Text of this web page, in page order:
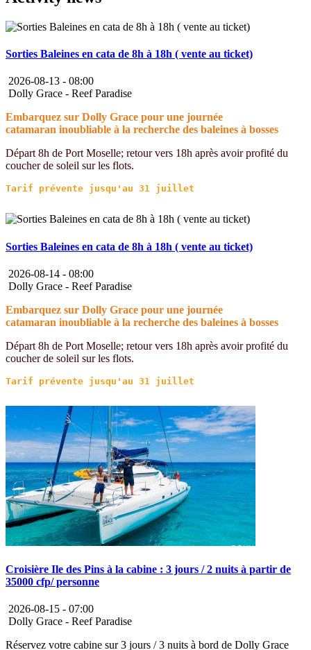
Sorties Baleines en cata de 8h à 18h ( vente au ticket)
2026-08-13 - 08:00
Dolly Grace - Reef Paradise
Embarquez sur Dolly Grace pour une journée
catamaran inoubliable à la recherche des baleines à bosses
Départ 8h de Port Moselle; retour vers 18h après avoir profité du
coucher de soleil sur les flots.
Sorties Baleines en cata de 8h à 18h ( vente au ticket)
2026-08-14 - 08:00
Dolly Grace - Reef Paradise
Embarquez sur Dolly Grace pour une journée
catamaran inoubliable à la recherche des baleines à bosses
Départ 8h de Port Moselle; retour vers 18h après avoir profité du
coucher de soleil sur les flots.
Croisière Ile des Pins à la cabine : 3 jours / 2 nuits à partir de
35000 cfp/ personne
2026-08-15 - 07:00
Dolly Grace - Reef Paradise
Réservez votre cabine sur 3 jours / 3 nuits à bord de Dolly Grace